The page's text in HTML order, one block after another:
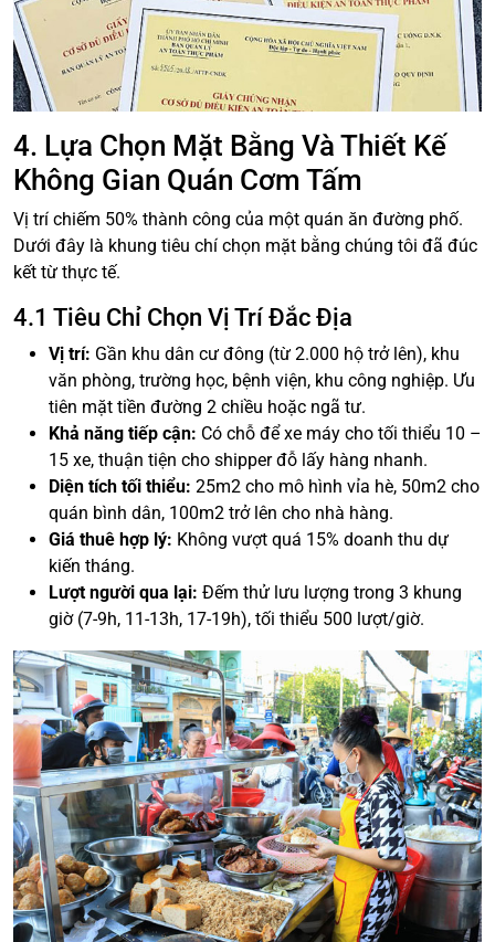
4. Lựa Chọn Mặt Bằng Và Thiết Kế
Không Gian Quán Cơm Tấm
Vị trí chiếm 50% thành công của một quán ăn đường phố.
Dưới đây là khung tiêu chí chọn mặt bằng chúng tôi đã đúc
kết từ thực tế.
4.1 Tiêu Chỉ Chọn Vị Trí Đắc Địa
Vị trí: Gần khu dân cư đông (từ 2.000 hộ trở lên), khu
văn phòng, trường học, bệnh viện, khu công nghiệp. Ưu
tiên mặt tiền đường 2 chiều hoặc ngã tư.
Khả năng tiếp cận: Có chỗ để xe máy cho tối thiểu 10 –
15 xe, thuận tiện cho shipper đỗ lấy hàng nhanh.
Diện tích tối thiểu: 25m2 cho mô hình vỉa hè, 50m2 cho
quán bình dân, 100m2 trở lên cho nhà hàng.
Giá thuê hợp lý: Không vượt quá 15% doanh thu dự
kiến tháng.
Lượt người qua lại: Đếm thử lưu lượng trong 3 khung
giờ (7-9h, 11-13h, 17-19h), tối thiểu 500 lượt/giờ.